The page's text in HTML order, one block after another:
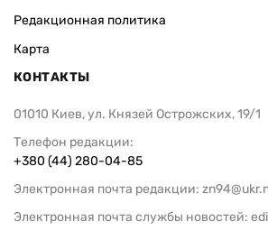
Редакционная политика
Карта
КОНТАКТЫ
01010 Киев, ул. Князей Острожских, 19/1
Телефон редакции:
+380 (44) 280-04-85
Электронная почта редакции:
Электронная почта службы новостей: